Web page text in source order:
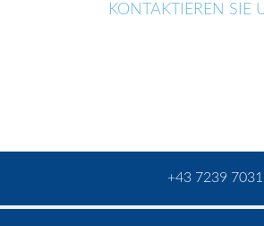
KONTAKTIEREN SIE
+43 7239